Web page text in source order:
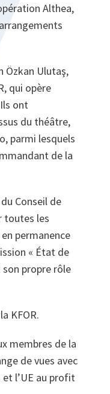
Althea,
Özkan Ulutaş,
qui opère
ont
du théâtre,
parmi lesquels
de la
Conseil de
toutes les
permanence
« État de
son propre rôle
KFOR.
membres de la
de vues avec
l’UE au profit